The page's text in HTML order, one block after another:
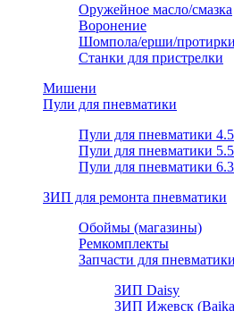
Оружейное масло/смазка
Воронение
Шомпола/ерши/протирки
Станки для пристрелки
Мишени
Пули для пневматики
Пули для пневматики 4.5
Пули для пневматики 5.5
Пули для пневматики
ЗИП для ремонта пневматики
Обоймы (магазины)
Ремкомплекты
Запчасти для пневматики
ЗИП Daisy
ЗИП Ижевск